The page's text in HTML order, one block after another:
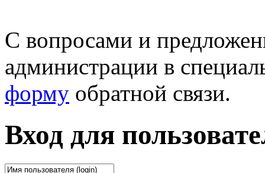
С вопросами и
администрации в
форму обратной связи.
Вход для